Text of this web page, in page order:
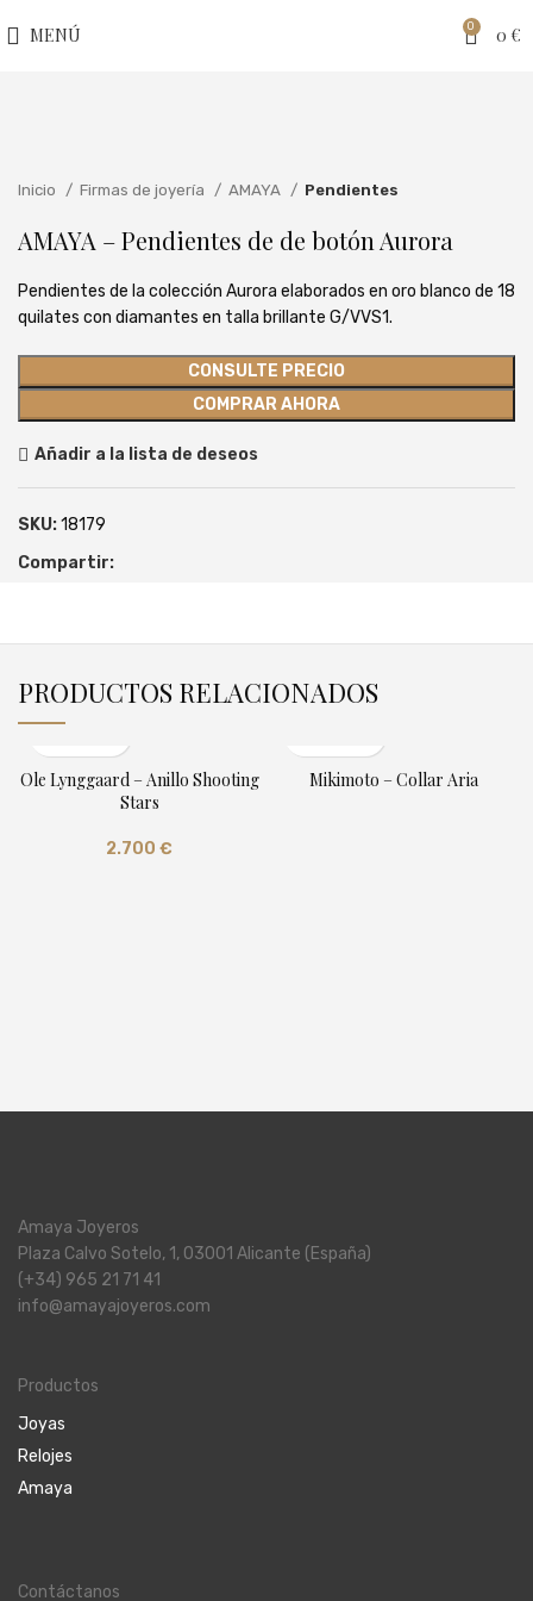
MENÚ 0 0 €
Inicio Firmas de joyería AMAYA Pendientes
AMAYA – Pendientes de de botón Aurora
Pendientes de la colección Aurora elaborados en oro blanco de 18
quilates con diamantes en talla brillante G/VVS1.
CONSULTE PRECIO
COMPRAR AHORA
Añadir a la lista de deseos
SKU:18179
Compartir:
PRODUCTOS RELACIONADOS
Ole Lynggaard – Anillo Shooting
Stars
2.700 €
Mikimoto – Collar Aria
Amaya Joyeros
Plaza Calvo Sotelo, 1, 03001 Alicante (España)
(+34) 965 21 71 41
info@amayajoyeros.com
Productos
Joyas
Relojes
Amaya
Contáctanos